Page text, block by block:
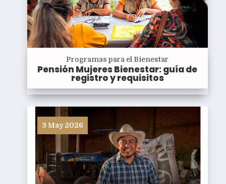
Programas para el Bienestar
Pensión Mujeres Bienestar: guía de
registro y requisitos
3 May 2026